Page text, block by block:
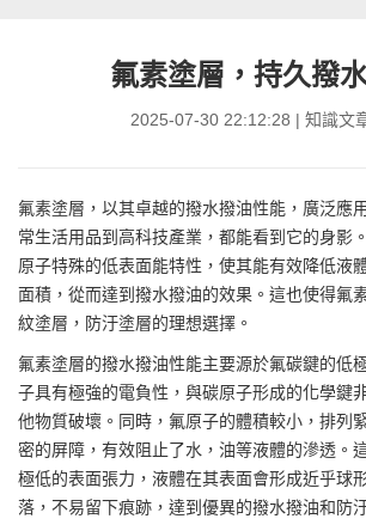
氟素塗層，持久撥
2025-07-30 22:12:28 | 知識文
氟素塗層 ，以其卓越的撥水撥油性能，廣泛應
常生活用品到高科技產業，都能看到它的身影
原子特殊的低表面能特性，使其能有效降低液
面積，從而達到撥水撥油的效果。這也使得氟
紋塗層 ，防汙塗層的理想選擇。
氟素塗層的撥水撥油性能主要源於氟碳鍵的低
子具有極強的電負性，與碳原子形成的化學鍵
他物質破壞。同時，氟原子的體積較小，排列
密的屏障，有效阻止了水，油等液體的滲透。
極低的表面張力，液體在其表面會形成近乎球
落，不易留下痕跡，達到優異的撥水撥油和防